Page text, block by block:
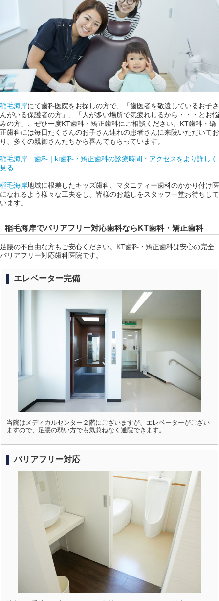
稲毛海岸にて歯科医院をお探しの方で、「歯医者を敬遠しているお子さ
んがいる保護者の方」、「人が多い場所で気疲れしるから・・・とお悩
みの方」、ぜひ一度KT歯科・矯正歯科にご相談ください。KT歯科・矯
正歯科には毎日たくさんのお子さん連れの患者さんに来院いただいてお
り、多くの親御さんたちから喜んでもらっています。
稲毛海岸 歯科｜kt歯科・矯正歯科の診療時間・アクセスをより詳しく
見る
稲毛海岸地域に根差したキッズ歯科、マタニティー歯科のかかり付け医
になれるよう様々な工夫をし、皆様のお越しをスタッフ一堂お待ちして
います。
稲毛海岸でバリアフリー対応歯科ならKT歯科・矯正歯科
足腰の不自由な方もご安心ください。KT歯科・矯正歯科は安心の完全
バリアフリー対応歯科医院です。
エレベーター完備
当院はメディカルセンター２階にございますが、エレベーターがござい
ますので、足腰の弱い方でも気兼ねなく通院できます。
バリアフリー対応